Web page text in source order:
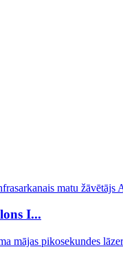
I...